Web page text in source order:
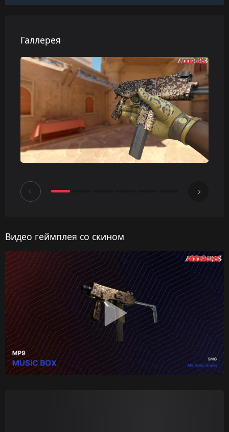
Галлерея
Видео геймплея со скином